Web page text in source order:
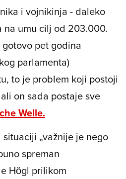
i vojnikinja - daleko
na umu cilj od 203.000.
pet godina
parlamenta)
to je problem koji postoji
on sada postaje sve
Welle.
„važnije je nego
spreman
Högl prilikom